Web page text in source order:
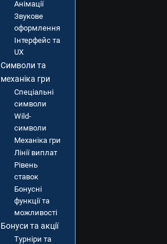
Анімації
Звукове
оформлення
Інтерфейс та
UX
Символи та
механіка гри
Спеціальні
символи
Wild-
символи
Механіка гри
Лінії виплат
Рівень
ставок
Бонусні
функції та
можливості
Бонуси та акції
Турніри та